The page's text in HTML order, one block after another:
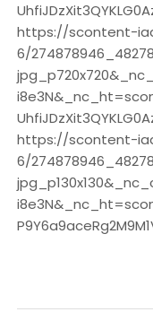
https://scontent-
6/
https://scontent-
6/